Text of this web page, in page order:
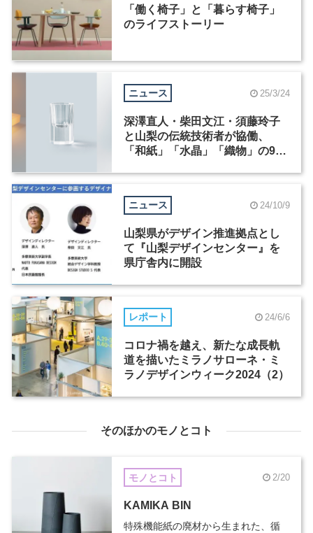
「働く椅子」と「暮らす椅子」
のライフストーリー
ニュース 25/3/24
深澤直人・柴田文江・須藤玲子
と山梨の伝統技術者が協働、
「和紙」「水晶」「織物」の9製
ニュース 24/10/9
山梨県がデザイン推進拠点とし
て『山梨デザインセンター』を
県庁舎内に開設
レポート 24/6/6
コロナ禍を越え、新たな成長軌
道を描いたミラノサローネ・ミ
ラノデザインウィーク2024（2）
そのほかのモノとコト
モノとコト 2/20
KAMIKA BIN
特殊機能紙の廃材から生まれた、循